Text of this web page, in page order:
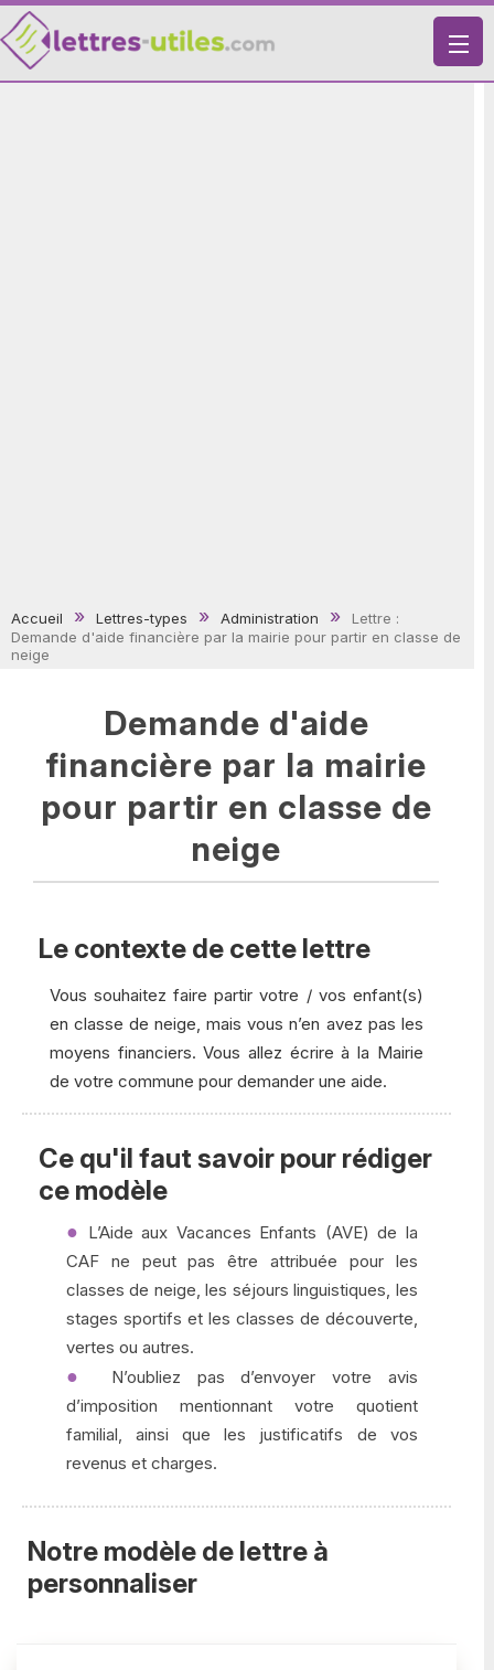
X
Accueil Lettres-types Administration
Lettre :
Demande d'aide financière par la mairie pour partir en classe de
neige
Demande d'aide
financière par la mairie
pour partir en classe de
neige
Le contexte de cette lettre
Vous souhaitez faire partir votre / vos enfant(s)
en classe de neige, mais vous n’en avez pas les
moyens financiers. Vous allez écrire à la Mairie
de votre commune pour demander une aide.
Ce qu'il faut savoir pour rédiger
ce modèle
L’Aide aux Vacances Enfants (AVE) de la
CAF ne peut pas être attribuée pour les
classes de neige, les séjours linguistiques, les
stages sportifs et les classes de découverte,
vertes ou autres.
N’oubliez pas d’envoyer votre avis
d’imposition mentionnant votre quotient
familial, ainsi que les justificatifs de vos
revenus et charges.
Notre modèle de lettre à
personnaliser